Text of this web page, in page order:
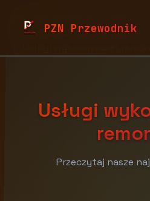
PZN Przewodnik
Budownictwo i
Usługi
Przeczytaj nasze